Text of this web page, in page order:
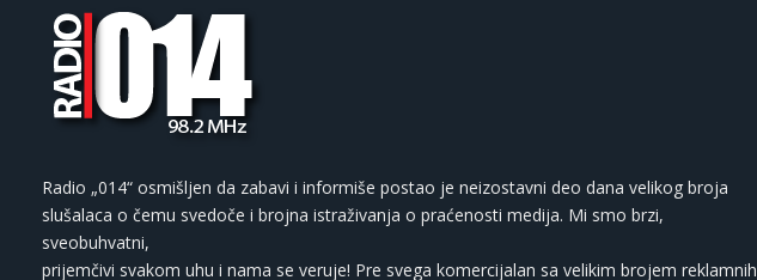
Radio „014“ osmišljen da zabavi i informiše postao je neizostavni deo dana velikog broja
slušalaca o čemu svedoče i brojna istraživanja o praćenosti medija. Mi smo brzi,
sveobuhvatni,
prijemčivi svakom uhu i nama se veruje! Pre svega komercijalan sa velikim brojem reklamnih